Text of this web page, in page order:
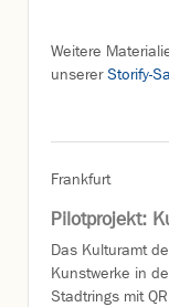
Weitere
unsererStorify-
Frankfurt
Pilotprojekt:
Das Kulturamt
Kunstwerke in
Stadtrings mit